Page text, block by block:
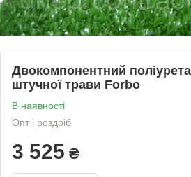
Двокомпонентний
штучної трави Forbo
В наявності
Опт і роздріб
3 525 ₴